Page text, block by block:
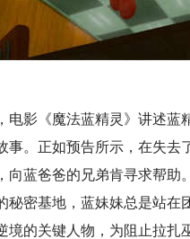
影《魔法蓝精灵》讲述蓝
事。正如预告所示，在失去
向蓝爸爸的兄弟肯寻求帮
秘密基地，蓝妹妹总是站在
的关键人物，为阻止拉扎